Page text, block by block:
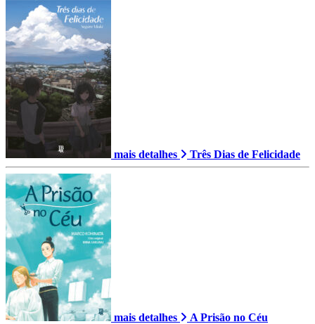
mais detalhes Três Dias de Felicidade
mais detalhes A Prisão no Céu